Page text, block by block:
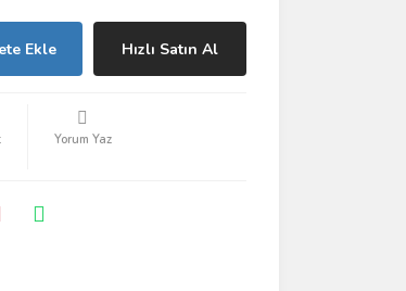
Ekle Hızlı Satın Al
Yorum Yaz